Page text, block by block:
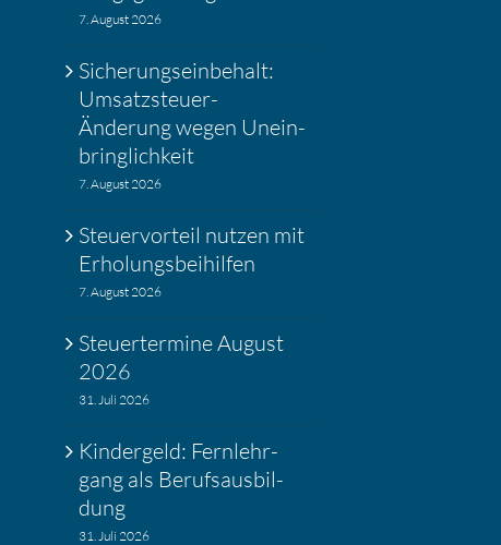
7. August 2026
Siche­rungs­ein­be­halt:
Umsatz­steuer-
Änderung wegen Unein­
bring­lich­keit
7. August 2026
Steuer­vor­teil nutzen mit
Erholungs­bei­hilfen
7. August 2026
Steuer­ter­mine August
2026
31. Juli 2026
Kinder­geld: Fernlehr­
gang als Berufs­aus­bil­
dung
31. Juli 2026